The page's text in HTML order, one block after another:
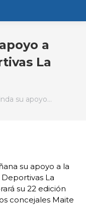
a
La
su apoyo…
su apoyo a la
La
su 22 edición
concejales Maite